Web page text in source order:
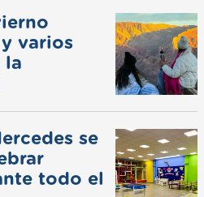
varios
la
se
todo el